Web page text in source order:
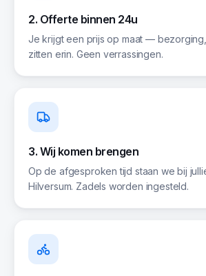
2. Offerte binnen 24u
Je krijgt een prijs op maat —
zitten erin. Geen verrassingen.
3. Wij komen brengen
Op de afgesproken tijd staan we bij
Hilversum. Zadels worden ingesteld.